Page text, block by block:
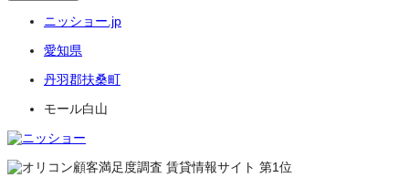
ニッショー.jp
愛知県
丹羽郡扶桑町
モール白山